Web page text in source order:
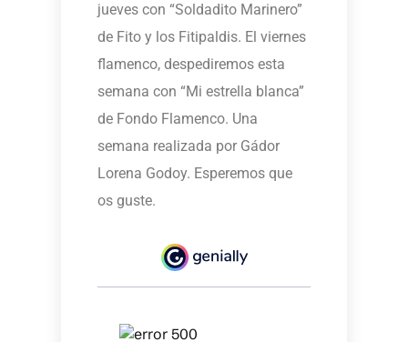
jueves con “Soldadito Marinero”
de Fito y los Fitipaldis. El viernes
flamenco, despediremos esta
semana con “Mi estrella blanca”
de Fondo Flamenco. Una
semana realizada por Gádor
Lorena Godoy. Esperemos que
os guste.